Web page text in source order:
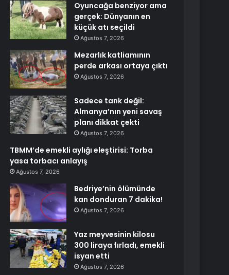
Oyuncağa benziyor ama
gerçek: Dünyanın en
küçük atı seçildi
Ağustos 7, 2026
Mezarlık katliamının
perde arkası ortaya çıktı
Ağustos 7, 2026
Sadece tank değil:
Almanya’nın yeni savaş
planı dikkat çekti
Ağustos 7, 2026
TBMM’de emekli aylığı eleştirisi: Torba
yasa torbacı anlayış
Ağustos 7, 2026
Bedriye’nin ölümünde
kan donduran 7 dakika!
Ağustos 7, 2026
Yaz meyvesinin kilosu
300 liraya fırladı, emekli
isyan etti
Ağustos 7, 2026